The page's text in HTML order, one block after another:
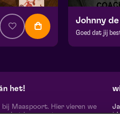
Johnny
Goed dat jij
do 26
het!
bij Maaspoort. Hier vieren we
het leven met een
|